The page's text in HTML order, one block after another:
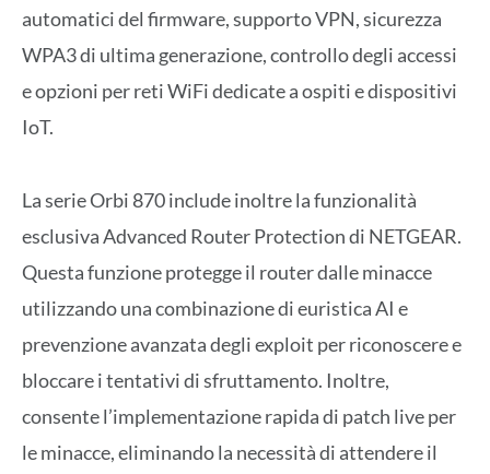
automatici del firmware, supporto VPN, sicurezza
WPA3 di ultima generazione, controllo degli accessi
e opzioni per reti WiFi dedicate a ospiti e dispositivi
IoT.
La serie Orbi 870 include inoltre la funzionalità
esclusiva Advanced Router Protection di NETGEAR.
Questa funzione protegge il router dalle minacce
utilizzando una combinazione di euristica AI e
prevenzione avanzata degli exploit per riconoscere e
bloccare i tentativi di sfruttamento. Inoltre,
consente l’implementazione rapida di patch live per
le minacce, eliminando la necessità di attendere il